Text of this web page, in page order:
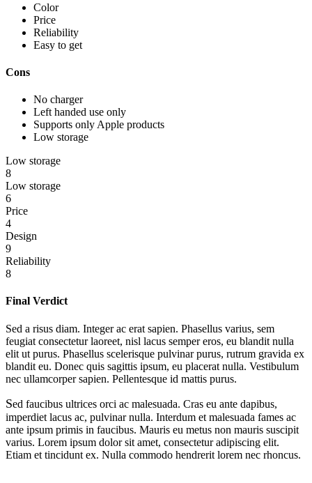
Color
Price
Reliability
Easy to get
Cons
No charger
Left handed use only
Supports only Apple products
Low storage
Low storage
8
Low storage
6
Price
4
Design
9
Reliability
8
Final Verdict
Sed a risus diam. Integer ac erat sapien. Phasellus varius, sem
feugiat consectetur laoreet, nisl lacus semper eros, eu blandit nulla
elit ut purus. Phasellus scelerisque pulvinar purus, rutrum gravida ex
blandit eu. Donec quis sagittis ipsum, eu placerat nulla. Vestibulum
nec ullamcorper sapien. Pellentesque id mattis purus.
Sed faucibus ultrices orci ac malesuada. Cras eu ante dapibus,
imperdiet lacus ac, pulvinar nulla. Interdum et malesuada fames ac
ante ipsum primis in faucibus. Mauris eu metus non mauris suscipit
varius. Lorem ipsum dolor sit amet, consectetur adipiscing elit.
Etiam et tincidunt ex. Nulla commodo hendrerit lorem nec rhoncus.